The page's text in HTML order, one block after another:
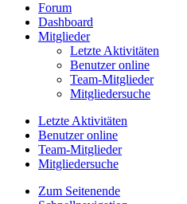
Forum
Dashboard
Mitglieder
Letzte Aktivitäten
Benutzer online
Team-Mitglieder
Mitgliedersuche
Letzte Aktivitäten
Benutzer online
Team-Mitglieder
Mitgliedersuche
Zum Seitenende